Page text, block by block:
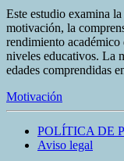
Este estudio examina
motivación, la
rendimiento académico
niveles educativos. La
edades comprendidas
Motivación
POLÍTICA DE
Aviso legal